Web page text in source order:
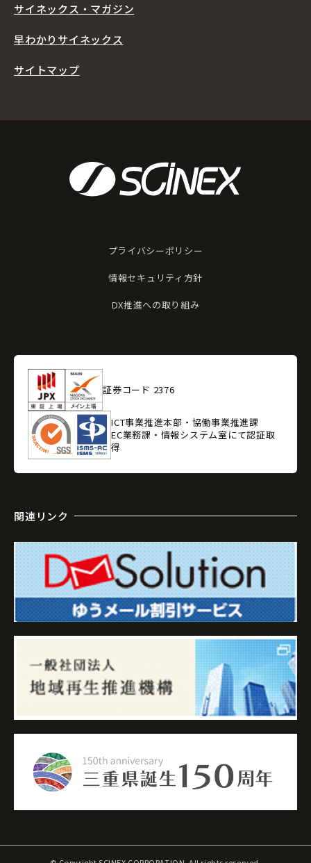
サイネックス・マガジン
早わかりサイネックス
サイトマップ
プライバシーポリシー
情報セキュリティ方針
DX推進への取り組み
証券コード 2376
ICT事業推進本部・協働事業推進課
EC業務課・情報システム室にて認証取
得
関連リンク